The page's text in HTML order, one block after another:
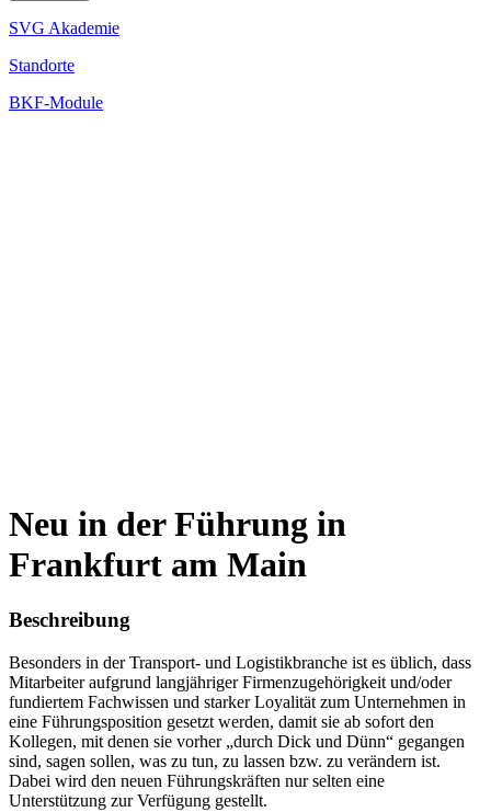
SVG Akademie
Standorte
BKF-Module
Neu in der Führung in
Frankfurt am Main
Beschreibung
Besonders in der Transport- und Logistikbranche ist es üblich, dass
Mitarbeiter aufgrund langjähriger Firmenzugehörigkeit und/oder
fundiertem Fachwissen und starker Loyalität zum Unternehmen in
eine Führungsposition gesetzt werden, damit sie ab sofort den
Kollegen, mit denen sie vorher „durch Dick und Dünn“ gegangen
sind, sagen sollen, was zu tun, zu lassen bzw. zu verändern ist.
Dabei wird den neuen Führungskräften nur selten eine
Unterstützung zur Verfügung gestellt.